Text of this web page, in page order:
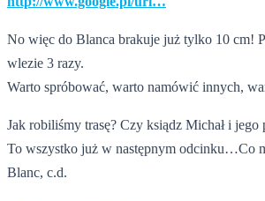
No więc do Blanca brakuje już tylko 10 cm!
wlezie 3 razy.
Warto spróbować, warto namówić innych,
Jak robiliśmy trasę? Czy ksiądz Michał i jego
To wszystko już w następnym odcinku…Co
Blanc, c.d.